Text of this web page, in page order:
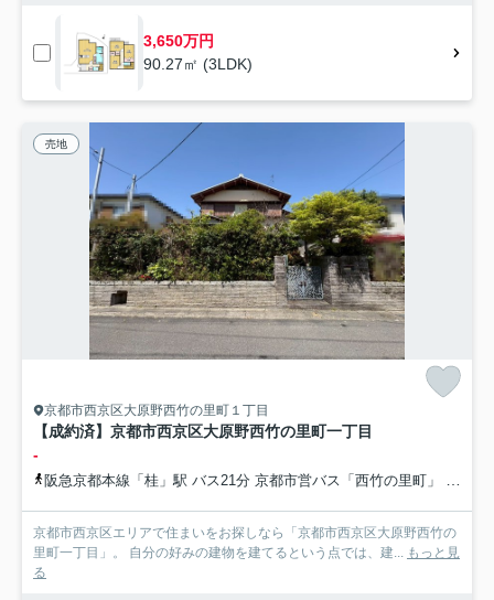
3,650万円
90.27㎡ (3LDK)
売地
京都市西京区大原野西竹の里町１丁目
【成約済】京都市西京区大原野西竹の里町一丁目
-
阪急京都本線「桂」駅 バス21分 京都市営バス「西竹の里町」 停歩3分
京都市西京区エリアで住まいをお探しなら「京都市西京区大原野西竹の
里町一丁目」。 自分の好みの建物を建てるという点では、建... もっと見
る